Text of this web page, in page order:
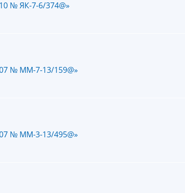
№ ЯК-7-6/374@»
№ ММ-7-13/159@»
№ ММ-3-13/495@»